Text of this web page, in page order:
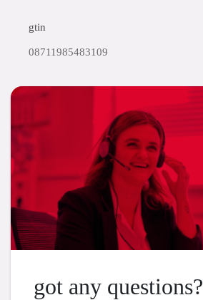
gtin
08711985483109
got any questions?